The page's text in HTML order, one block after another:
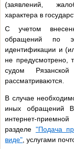
(заявлений,
характера в
С учетом
обращений по
идентификации и
не предусмотрено,
судом
рассматриваются.
В случае
иных обращений
интернет-
разделе "Подача
виде", услугами